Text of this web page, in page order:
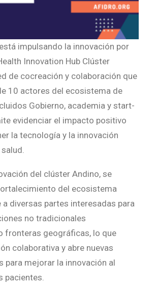
impulsando la innovación por
Innovation Hub Clúster
de cocreación y colaboración que
10 actores del ecosistema de
Gobierno, academia y start-
evidenciar el impacto positivo
la tecnología y la innovación
del clúster Andino, se
del ecosistema
a diversas partes interesadas para
no tradicionales
fronteras geográficas, lo que
colaborativa y abre nuevas
para mejorar la innovación al
pacientes.